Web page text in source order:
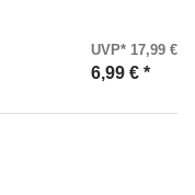
UVP* 17,99 €
6,99 € *